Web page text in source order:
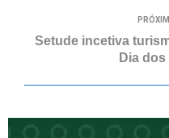
Setude incetiva
Dia dos